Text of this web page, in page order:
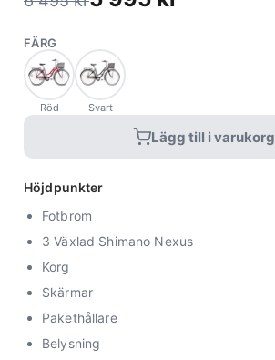
FÄRG
Röd Svart
Lägg till i varukorg
Höjdpunkter
Fotbrom
3 Växlad Shimano Nexus
Korg
Skärmar
Pakethållare
Belysning